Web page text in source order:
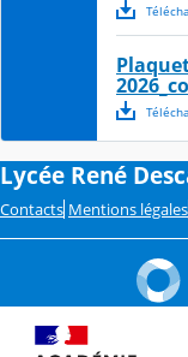
Lycée René
Contacts Mentions légales